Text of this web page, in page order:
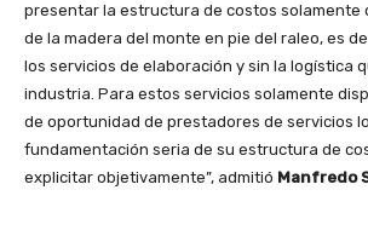
presentar la estructura de costos solamente
de la madera del monte en pie del raleo, es
los servicios de elaboración y sin la logística
industria. Para estos servicios solamente
de oportunidad de prestadores de servicios
fundamentación seria de su estructura de
explicitar objetivamente”, admitió Manfredo